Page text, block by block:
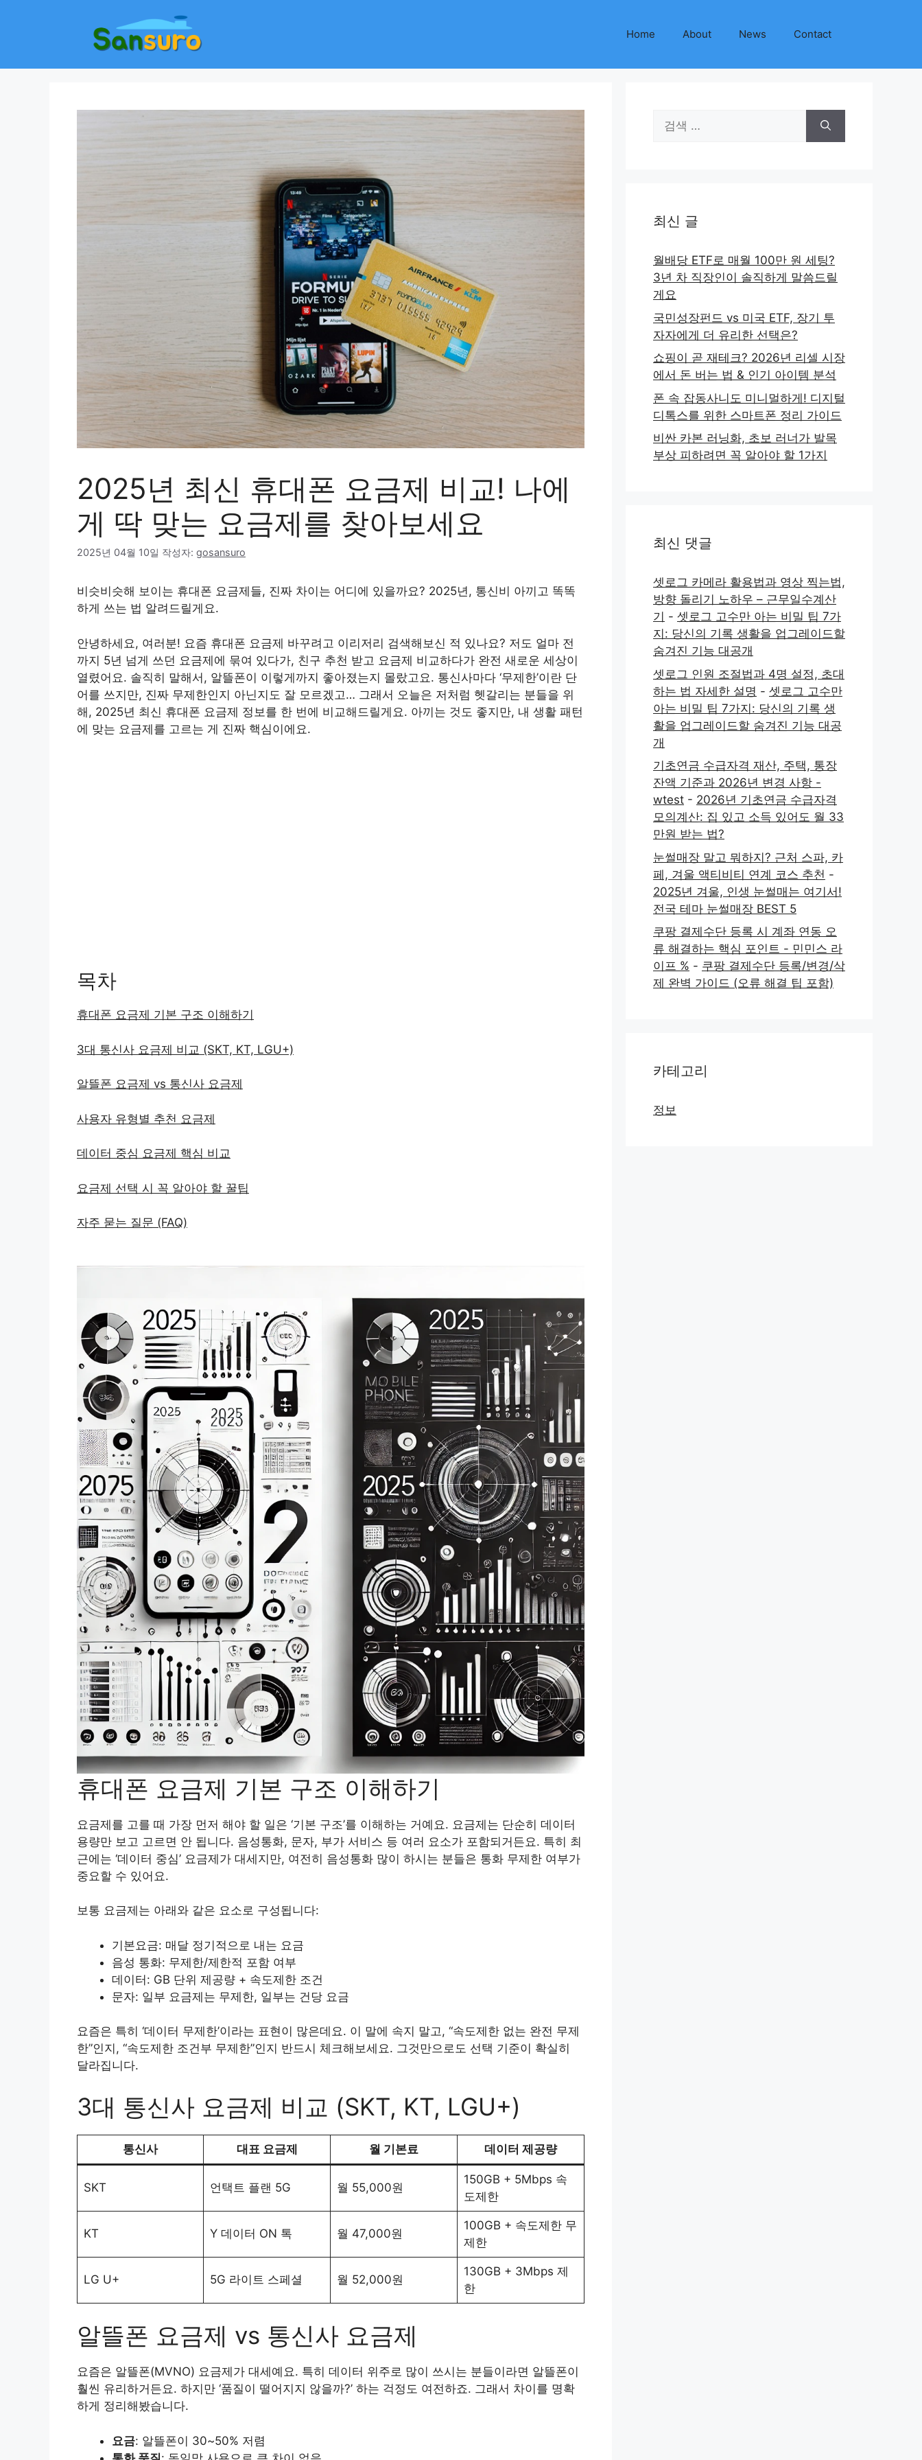
Home About News Contact
2025년 최신 휴대폰 요금제 비교! 나에
게 딱 맞는 요금제를 찾아보세요
2025년 04월 10일 작성자: gosansuro
비슷비슷해 보이는 휴대폰 요금제들, 진짜 차이는 어디에 있을까요? 2025년, 통신비 아끼고 똑똑
하게 쓰는 법 알려드릴게요.
안녕하세요, 여러분! 요즘 휴대폰 요금제 바꾸려고 이리저리 검색해보신 적 있나요? 저도 얼마 전
까지 5년 넘게 쓰던 요금제에 묶여 있다가, 친구 추천 받고 요금제 비교하다가 완전 새로운 세상이
열렸어요. 솔직히 말해서, 알뜰폰이 이렇게까지 좋아졌는지 몰랐고요. 통신사마다 ‘무제한’이란 단
어를 쓰지만, 진짜 무제한인지 아닌지도 잘 모르겠고… 그래서 오늘은 저처럼 헷갈리는 분들을 위
해, 2025년 최신 휴대폰 요금제 정보를 한 번에 비교해드릴게요. 아끼는 것도 좋지만, 내 생활 패턴
에 맞는 요금제를 고르는 게 진짜 핵심이에요.
목차
휴대폰 요금제 기본 구조 이해하기
3대 통신사 요금제 비교 (SKT, KT, LGU+)
알뜰폰 요금제 vs 통신사 요금제
사용자 유형별 추천 요금제
데이터 중심 요금제 핵심 비교
요금제 선택 시 꼭 알아야 할 꿀팁
자주 묻는 질문 (FAQ)
휴대폰 요금제 기본 구조 이해하기
요금제를 고를 때 가장 먼저 해야 할 일은 ‘기본 구조’를 이해하는 거예요. 요금제는 단순히 데이터
용량만 보고 고르면 안 됩니다. 음성통화, 문자, 부가 서비스 등 여러 요소가 포함되거든요. 특히 최
근에는 ‘데이터 중심’ 요금제가 대세지만, 여전히 음성통화 많이 하시는 분들은 통화 무제한 여부가
중요할 수 있어요.
보통 요금제는 아래와 같은 요소로 구성됩니다:
기본요금: 매달 정기적으로 내는 요금
음성 통화: 무제한/제한적 포함 여부
데이터: GB 단위 제공량 + 속도제한 조건
문자: 일부 요금제는 무제한, 일부는 건당 요금
요즘은 특히 ‘데이터 무제한’이라는 표현이 많은데요. 이 말에 속지 말고, “속도제한 없는 완전 무제
한”인지, “속도제한 조건부 무제한”인지 반드시 체크해보세요. 그것만으로도 선택 기준이 확실히
달라집니다.
3대 통신사 요금제 비교 (SKT, KT, LGU+)
통신사 대표 요금제 월 기본료 데이터 제공량
SKT 언택트 플랜 5G 월 55,000원
150GB + 5Mbps 속
도제한
KT Y 데이터 ON 톡 월 47,000원
100GB + 속도제한 무
제한
LG U+ 5G 라이트 스페셜 월 52,000원
130GB + 3Mbps 제
한
알뜰폰 요금제 vs 통신사 요금제
요즘은 알뜰폰(MVNO) 요금제가 대세예요. 특히 데이터 위주로 많이 쓰시는 분들이라면 알뜰폰이
훨씬 유리하거든요. 하지만 ‘품질이 떨어지지 않을까?’ 하는 걱정도 여전하죠. 그래서 차이를 명확
하게 정리해봤습니다.
요금: 알뜰폰이 30~50% 저렴
색:
최신 글
월배당 ETF로 매월 100만 원 세팅?
3년 차 직장인이 솔직하게 말씀드릴
게요
국민성장펀드 vs 미국 ETF, 장기 투
자자에게 더 유리한 선택은?
쇼핑이 곧 재테크? 2026년 리셀 시장
에서 돈 버는 법 & 인기 아이템 분석
폰 속 잡동사니도 미니멀하게! 디지털
디톡스를 위한 스마트폰 정리 가이드
비싼 카본 러닝화, 초보 러너가 발목
부상 피하려면 꼭 알아야 할 1가지
최신 댓글
셋로그 카메라 활용법과 영상 찍는법,
방향 돌리기 노하우 – 근무일수계산
기 - 셋로그 고수만 아는 비밀 팁 7가
지: 당신의 기록 생활을 업그레이드할
숨겨진 기능 대공개
셋로그 인원 조절법과 4명 설정, 초대
하는 법 자세한 설명 - 셋로그 고수만
아는 비밀 팁 7가지: 당신의 기록 생
활을 업그레이드할 숨겨진 기능 대공
개
기초연금 수급자격 재산, 주택, 통장
잔액 기준과 2026년 변경 사항 -
wtest - 2026년 기초연금 수급자격
모의계산: 집 있고 소득 있어도 월 33
만원 받는 법?
눈썰매장 말고 뭐하지? 근처 스파, 카
페, 겨울 액티비티 연계 코스 추천 -
2025년 겨울, 인생 눈썰매는 여기서!
전국 테마 눈썰매장 BEST 5
쿠팡 결제수단 등록 시 계좌 연동 오
류 해결하는 핵심 포인트 - 민민스 라
이프 % - 쿠팡 결제수단 등록/변경/삭
제 완벽 가이드 (오류 해결 팁 포함)
카테고리
정보